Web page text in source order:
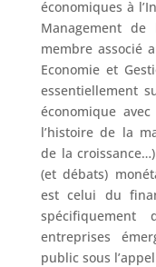
économiques à
Management de
membre associé
Economie et
essentiellement
économique
l’histoire de la
de la
(et débats)
est celui du
entreprises
public sous